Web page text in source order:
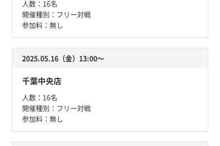
人数： 16名
開催種別： フリー対戦
参加料： 無し
2025.05.16（金）13:00〜
千葉中央店
人数： 16名
開催種別： フリー対戦
参加料： 無し